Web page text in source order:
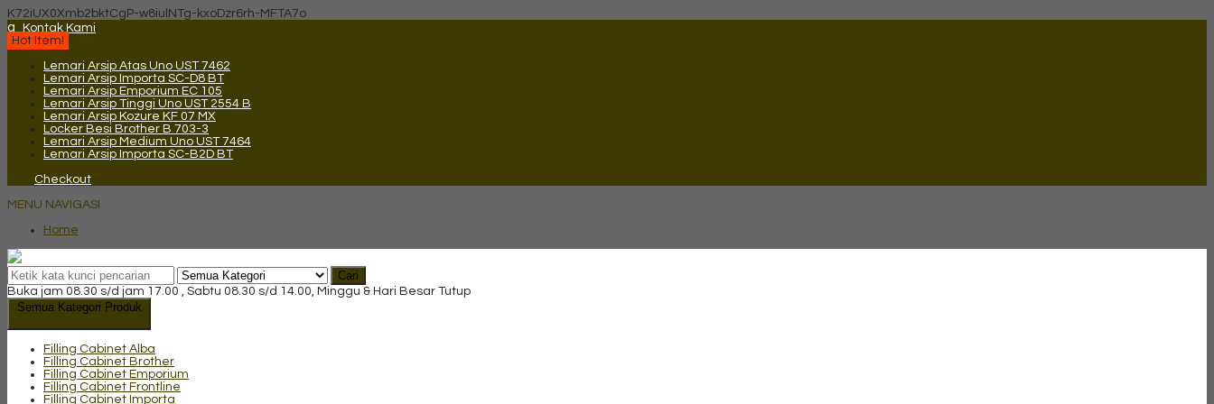
K72iUX0Xmb2bktCgP-w8iulNTg-kxoDzr6rh-MFTA7o
q
Kontak Kami
Hot Item!
Lemari Arsip Atas Uno UST 7462
Lemari Arsip Importa SC-D8 BT
Lemari Arsip Emporium EC 105
Lemari Arsip Tinggi Uno UST 2554 B
Lemari Arsip Kozure KF 07 MX
Locker Besi Brother B 703-3
Lemari Arsip Medium Uno UST 7464
Lemari Arsip Importa SC-B2D BT
Checkout
MENU NAVIGASI
Home
Cari
Buka jam 08.30 s/d jam 17.00 , Sabtu 08.30 s/d 14.00, Minggu & Hari Besar Tutup
Semua Kategori Produk
Filling Cabinet Alba
Filling Cabinet Brother
Filling Cabinet Emporium
Filling Cabinet Frontline
Filling Cabinet Importa